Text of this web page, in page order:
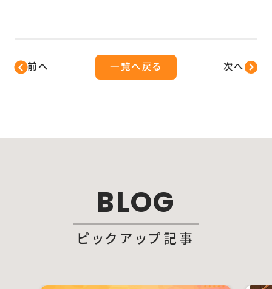
前へ 一覧へ戻る 次へ
BLOG
ピックアップ記事